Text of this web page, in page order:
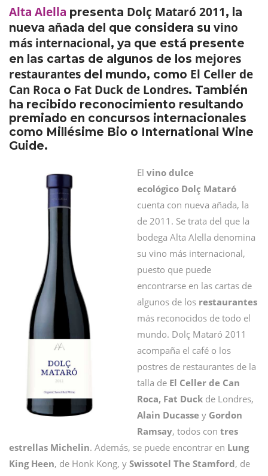
Alta Alella presenta Dolç Mataró 2011, la
nueva añada del que considera su vino
más internacional, ya que está presente
en las cartas de algunos de los mejores
restaurantes del mundo, como El Celler de
Can Roca o Fat Duck de Londres. También
ha recibido reconocimiento resultando
premiado en concursos internacionales
como Millésime Bio o International Wine
Guide.
El vino dulce
ecológico Dolç Mataró
cuenta con nueva añada, la
de 2011. Se trata del que la
bodega Alta Alella denomina
su vino más internacional,
puesto que puede
encontrarse en las cartas de
algunos de los restaurantes
más reconocidos de todo el
mundo. Dolç Mataró 2011
acompaña el café o los
postres de restaurantes de la
talla de El Celler de Can
Roca, Fat Duck de Londres,
Alain Ducasse y Gordon
Ramsay, todos con tres
estrellas Michelin. Además, se puede encontrar en Lung
King Heen, de Honk Kong, y Swissotel The Stamford, de